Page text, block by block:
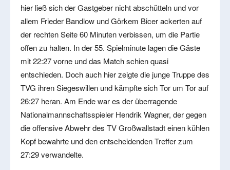
hier ließ sich der Gastgeber nicht abschütteln und vor
allem Frieder Bandlow und Görkem Bicer ackerten auf
der rechten Seite 60 Minuten verbissen, um die Partie
offen zu halten. In der 55. Spielminute lagen die Gäste
mit 22:27 vorne und das Match schien quasi
entschieden. Doch auch hier zeigte die junge Truppe des
TVG ihren Siegeswillen und kämpfte sich Tor um Tor auf
26:27 heran. Am Ende war es der überragende
Nationalmannschaftsspieler Hendrik Wagner, der gegen
die offensive Abwehr des TV Großwallstadt einen kühlen
Kopf bewahrte und den entscheidenden Treffer zum
27:29 verwandelte.